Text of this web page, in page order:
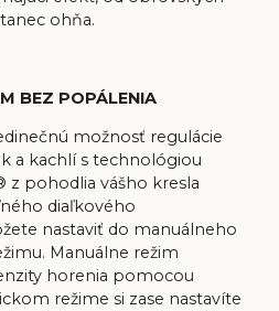
ohňa.
BEZ POPÁLENIA
možnosť regulácie
a kachlí s technológiou
z pohodlia vášho kresla
diaľkového
nastaviť do manuálneho
Manuálne režim
horenia pomocou
režime si zase nastavíte